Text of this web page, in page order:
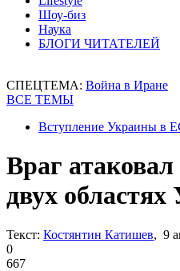
Шоу-биз
Наука
БЛОГИ ЧИТАТЕЛЕЙ
СПЕЦТЕМА: Война в Иране
ВСЕ ТЕМЫ
Вступление Украины в
Враг
двух
Текст: Костянтин Катишев, 9
0
667